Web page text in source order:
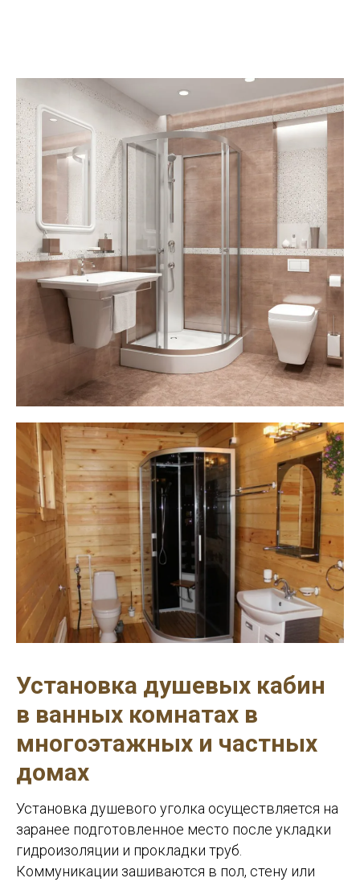
Установка душевых кабин
в ванных комнатах в
многоэтажных и частных
домах
Установка душевого уголка осуществляется на
заранее подготовленное место после укладки
гидроизоляции и прокладки труб.
Коммуникации зашиваются в пол, стену или